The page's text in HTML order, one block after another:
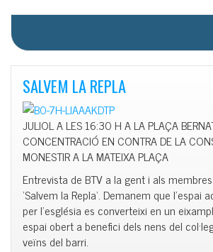
SALVEM LA REPLA
JULIOL A LES 16:30 H A LA PLAÇA
CONCENTRACIÓ EN CONTRA DE LA
MONESTIR A LA MATEIXA PLAÇA
Entrevista de BTV a la gent i als
‘Salvem la Repla’. Demanem que
per l’església es converteixi en un
espai obert a benefici dels nens del
veïns del barri.